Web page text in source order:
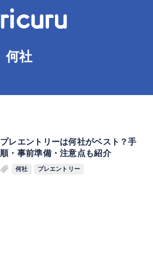
何社
プレエントリーは何社がベスト？手
順・事前準備・注意点も紹介
何社 プレエントリー